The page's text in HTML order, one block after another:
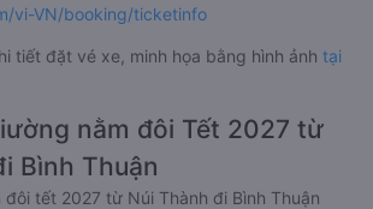
vi-VN/booking/ticketinfo
tiết đặt vé xe, minh họa bằng hình ảnh tại
nằm đôi Tết 2027 từ
Bình Thuận
đôi tết 2027 từ Núi Thành đi Bình Thuận